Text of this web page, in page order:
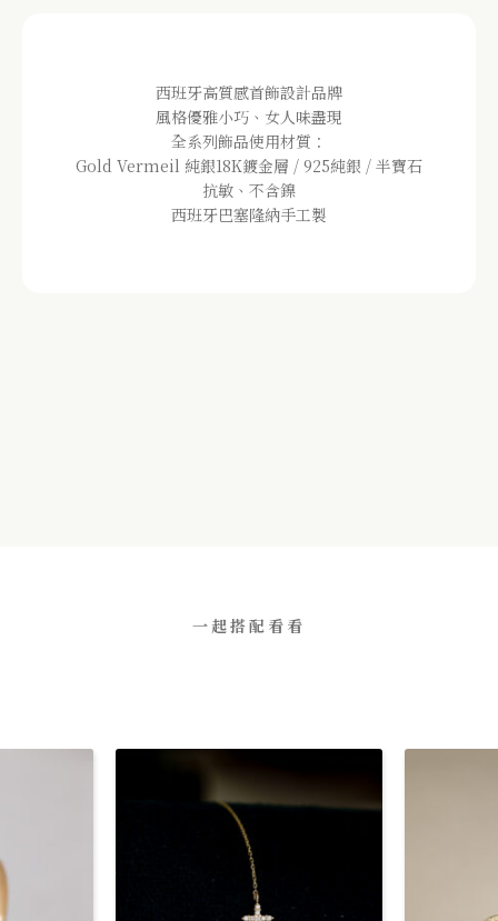
西班牙高質感首飾設計品牌
風格優雅小巧、女人味盡現
全系列飾品使用材質：
Gold Vermeil 純銀18K鍍金層 / 925純銀 / 半寶石
抗敏、不含鎳
西班牙巴塞隆納手工製
一起搭配看看